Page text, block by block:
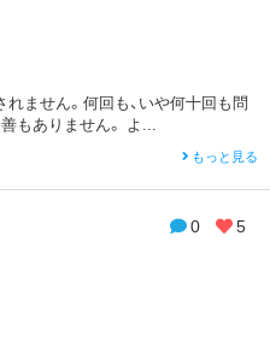
ません。何回も、いや何十回も問
もありません。 よ...
もっと見る
0 5